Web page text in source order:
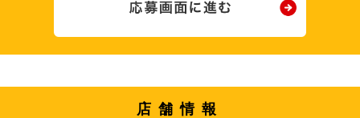
店舗情報